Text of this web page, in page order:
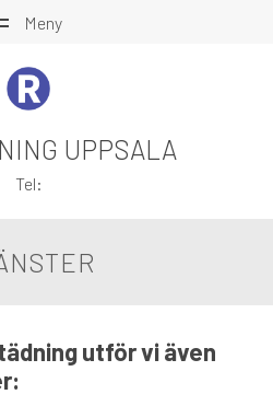
UPPSALA
Tel:
utför vi även